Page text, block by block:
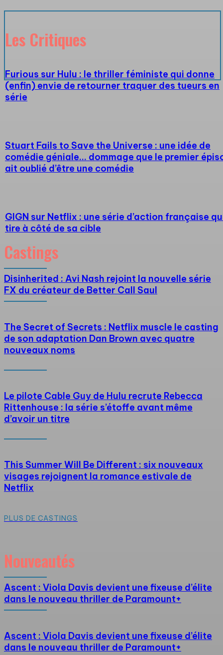
Les Critiques
Furious sur Hulu : le thriller féministe qui donne
(enfin) envie de retourner traquer des tueurs en
série
Stuart Fails to Save the Universe : une idée de
comédie géniale… dommage que le premier
ait oublié d’être une comédie
GIGN sur Netflix : une série d’action française
tire à côté de sa cible
Castings
Disinherited : Avi Nash rejoint la nouvelle série
FX du créateur de Better Call Saul
The Secret of Secrets : Netflix muscle le casting
de son adaptation Dan Brown avec quatre
nouveaux noms
Le pilote Cable Guy de Hulu recrute Rebecca
Rittenhouse : la série s’étoffe avant même
d’avoir un titre
This Summer Will Be Different : six nouveaux
visages rejoignent la romance estivale de
Netflix
PLUS DE CASTINGS
Nouveautés
Ascent : Viola Davis devient une fixeuse d’élite
dans le nouveau thriller de Paramount+
Ascent : Viola Davis devient une fixeuse d’élite
dans le nouveau thriller de Paramount+